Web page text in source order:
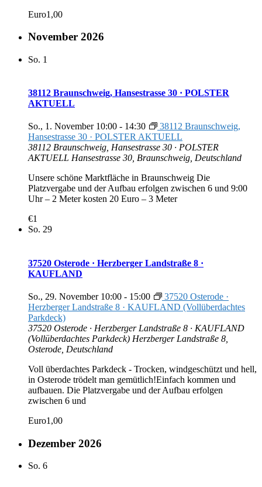
Euro1,00
November 2026
So. 1
38112 Braunschweig, Hansestrasse 30 · POLSTER
AKTUELL
So., 1. November 10:00 - 14:30
38112 Braunschweig,
Hansestrasse 30 · POLSTER AKTUELL
38112 Braunschweig, Hansestrasse 30 · POLSTER
AKTUELL Hansestrasse 30, Braunschweig, Deutschland
Unsere schöne Marktfläche in Braunschweig Die
Platzvergabe und der Aufbau erfolgen zwischen 6 und 9:00
Uhr – 2 Meter kosten 20 Euro – 3 Meter
€1
So. 29
37520 Osterode · Herzberger Landstraße 8 ·
KAUFLAND
So., 29. November 10:00 - 15:00
37520 Osterode ·
Herzberger Landstraße 8 · KAUFLAND (Vollüberdachtes
Parkdeck)
37520 Osterode · Herzberger Landstraße 8 · KAUFLAND
(Vollüberdachtes Parkdeck) Herzberger Landstraße 8,
Osterode, Deutschland
Voll überdachtes Parkdeck - Trocken, windgeschützt und hell,
in Osterode trödelt man gemütlich!Einfach kommen und
aufbauen. Die Platzvergabe und der Aufbau erfolgen
zwischen 6 und
Euro1,00
Dezember 2026
So. 6